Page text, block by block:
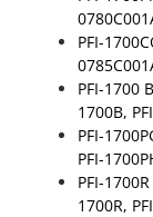
PFI-
PFI-1700
1700B,
PFI-
PFI-
PFI-
1700R,